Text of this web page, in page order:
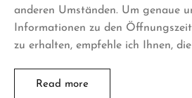
anderen Umständen. Um genaue
Informationen zu den
zu erhalten, empfehle ich Ihnen,
Read more